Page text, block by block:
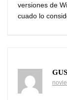
versiones de
cuado lo